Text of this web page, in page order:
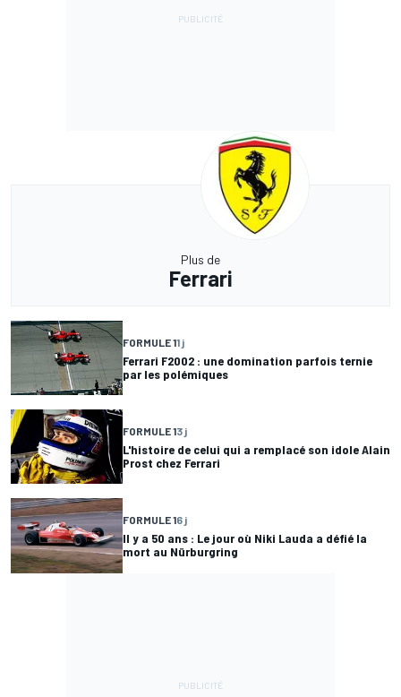
Plus de
Ferrari
FORMULE 11 j
Ferrari F2002 : une domination parfois ternie
par les polémiques
FORMULE 13 j
L'histoire de celui qui a remplacé son idole Alain
Prost chez Ferrari
FORMULE 16 j
Il y a 50 ans : Le jour où Niki Lauda a défié la
mort au Nürburgring